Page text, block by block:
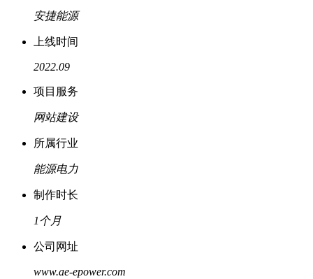
安捷能源
上线时间
2022.09
项目服务
网站建设
所属行业
能源电力
制作时长
1个月
公司网址
www.ae-epower.com